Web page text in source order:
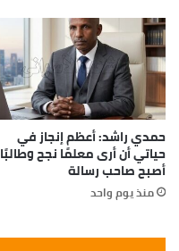
حمدي راشد: أعظم إنجاز في
حياتي أن أرى معلمًا نجح وطالبًا
أصبح صاحب رسالة
منذ يوم واحد